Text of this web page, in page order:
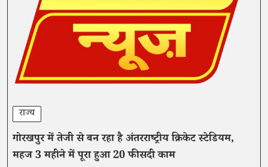
राज्य
गोरखपुर में तेजी से बन रहा है अंतरराष्ट्रीय क्रिकेट स्टेडियम,
महज 3 महीने में पूरा हुआ 20 फीसदी काम